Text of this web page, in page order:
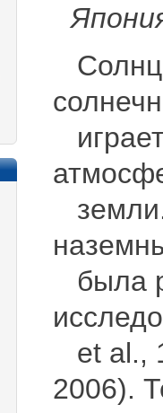
была
et al.,
2006).